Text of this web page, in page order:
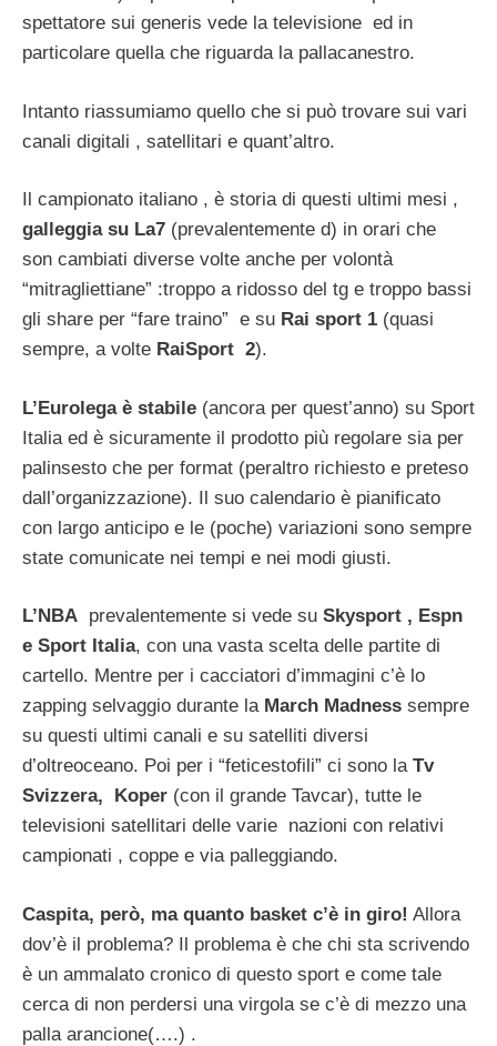
spettatore sui generis vede la televisione ed in
particolare quella che riguarda la pallacanestro.
Intanto riassumiamo quello che si può trovare sui vari
canali digitali , satellitari e quant’altro.
Il campionato italiano , è storia di questi ultimi mesi ,
galleggia su La7 (prevalentemente d) in orari che
son cambiati diverse volte anche per volontà
“mitragliettiane” :troppo a ridosso del tg e troppo bassi
gli share per “fare traino” e su Rai sport 1 (quasi
sempre, a volte RaiSport 2).
L’Eurolega è stabile (ancora per quest’anno) su Sport
Italia ed è sicuramente il prodotto più regolare sia per
palinsesto che per format (peraltro richiesto e preteso
dall’organizzazione). Il suo calendario è pianificato
con largo anticipo e le (poche) variazioni sono sempre
state comunicate nei tempi e nei modi giusti.
L’NBA prevalentemente si vede su Skysport , Espn
e Sport Italia, con una vasta scelta delle partite di
cartello. Mentre per i cacciatori d’immagini c’è lo
zapping selvaggio durante la March Madness sempre
su questi ultimi canali e su satelliti diversi
d’oltreoceano. Poi per i “feticestofili” ci sono la Tv
Svizzera, Koper (con il grande Tavcar), tutte le
televisioni satellitari delle varie nazioni con relativi
campionati , coppe e via palleggiando.
Caspita, però, ma quanto basket c’è in giro! Allora
dov’è il problema? Il problema è che chi sta scrivendo
è un ammalato cronico di questo sport e come tale
cerca di non perdersi una virgola se c’è di mezzo una
palla arancione(….) .